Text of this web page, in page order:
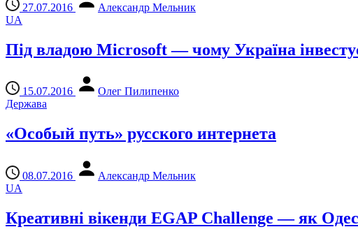
27.07.2016
Александр Мельник
UA
Під владою Microsoft — чому Україна
15.07.2016
Олег Пилипенко
Держава
«Особый путь» русского интернета
08.07.2016
Александр Мельник
UA
Креативні вікенди EGAP Challenge — як